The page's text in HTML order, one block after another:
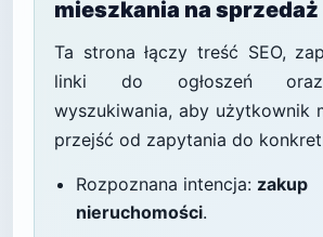
mieszkania na sprzedaż
Ta strona łączy treść SEO,
linki do ogłoszeń
wyszukiwania, aby użytkownik
przejść od zapytania do
Rozpoznana intencja: zakup
nieruchomości.